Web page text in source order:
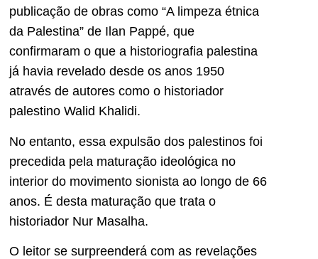
publicação de obras como “A limpeza étnica
da Palestina” de Ilan Pappé, que
confirmaram o que a historiografia palestina
já havia revelado desde os anos 1950
através de autores como o historiador
palestino Walid Khalidi.
No entanto, essa expulsão dos palestinos foi
precedida pela maturação ideológica no
interior do movimento sionista ao longo de 66
anos. É desta maturação que trata o
historiador Nur Masalha.
O leitor se surpreenderá com as revelações